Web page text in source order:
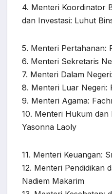
4. Menteri Koordinator
dan Investasi: Luhut
5. Menteri Pertahanan:
6. Menteri Sekretaris
7. Menteri Dalam
8. Menteri Luar Negeri:
9. Menteri Agama:
10. Menteri Hukum dan
Yasonna Laoly
11. Menteri Keuangan:
12. Menteri Pendidikan
Nadiem Makarim